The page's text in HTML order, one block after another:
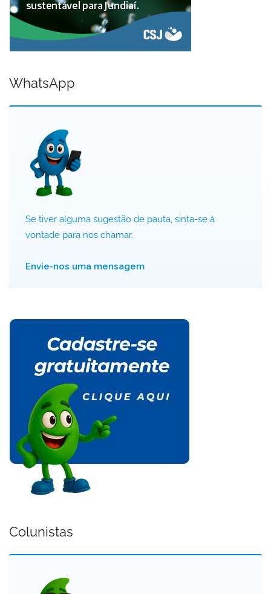
WhatsApp
Se tiver alguma sugestão de pauta, sinta-se à
vontade para nos chamar.
Envie-nos uma mensagem
Colunistas